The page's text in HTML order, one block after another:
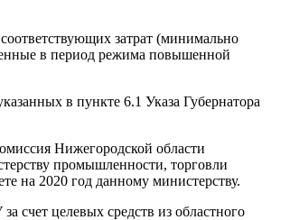
затрат (минимально
в период режима повышенной
в пункте 6.1 Указа Губернатора
Нижегородской области
промышленности, торговли
на 2020 год данному министерству.
счет целевых средств из областного